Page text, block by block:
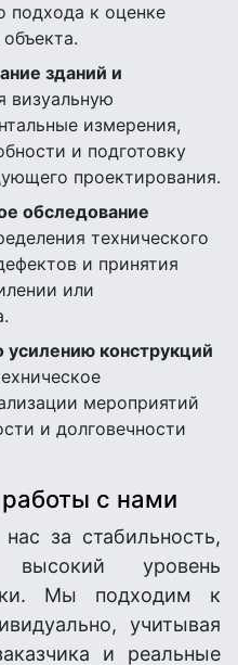
подхода к оценке
зданий и
визуальную
измерения,
и подготовку
проектирования.
обследование
технического
и принятия
или
конструкций
мероприятий
и долговечности
с нами
за стабильность,
высокий уровень
Мы подходим к
учитывая
и реальные